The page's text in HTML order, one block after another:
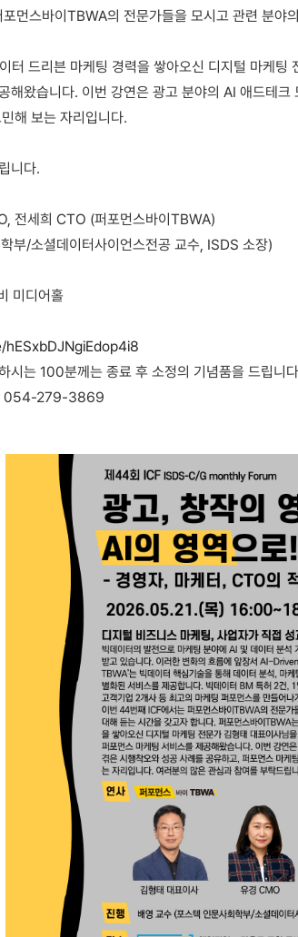
먼스바이TBWA의 전문가들을 모시고 관련 분야
터 드리븐 마케팅 경력을 쌓아오신 디지털 마케팅
해왔습니다. 이번 강연은 광고 분야의 AI 애드테
해 보는 자리입니다.
니다.
전세희 CTO (퍼포먼스바이TBWA)
부/소셜데이터사이언스전공 교수, ISDS 소장)
미디어홀
분께는 종료 후 소정의 기념품을 드립니
054-279-3869